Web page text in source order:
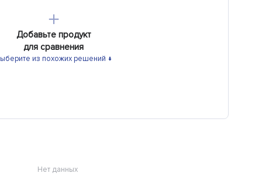
＋
Добавьте продукт
для сравнения
из похожих решений ↓
Нет данных